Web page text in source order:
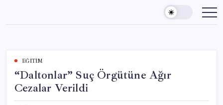
content
EĞITIM
“Daltonlar” Suç Örgütüne Ağır
Cezalar Verildi